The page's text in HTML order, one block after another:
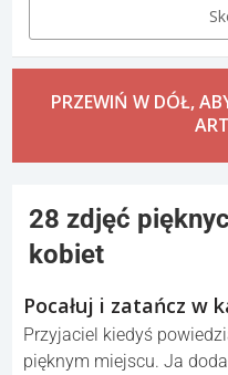
PRZEWIŃ W DÓŁ,
28 zdjęć
kobiet
Pocałuj i zatańcz w
Przyjaciel kiedyś
pięknym miejscu. Ja